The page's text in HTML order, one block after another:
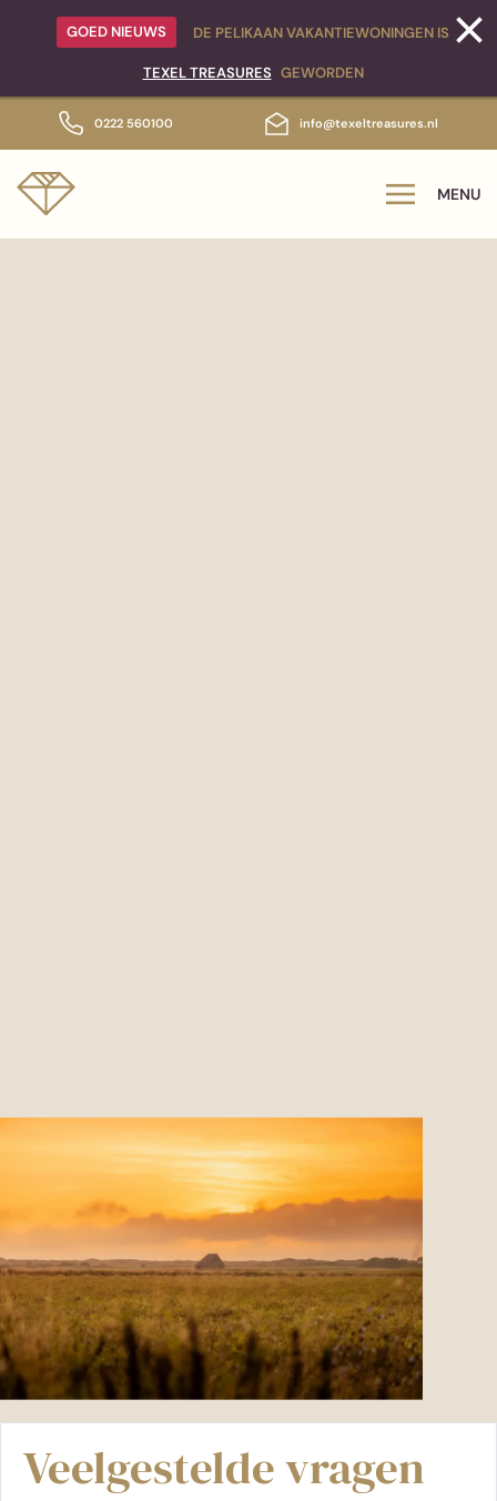
GOED NIEUWS DE PELIKAAN VAKANTIEWONINGEN IS
TEXEL TREASURES GEWORDEN
Skip to main content
0222 560100 info@texeltreasures.nl
MENU
Veelgestelde vragen